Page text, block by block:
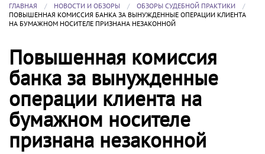
ГЛАВНАЯ НОВОСТИ И ОБЗОРЫ
ОБЗОРЫ СУДЕБНОЙ ПРАКТИКИ
ПОВЫШЕННАЯ КОМИССИЯ БАНКА ЗА ВЫНУЖДЕННЫЕ ОПЕРАЦИИ КЛИЕНТА
НА БУМАЖНОМ НОСИТЕЛЕ ПРИЗНАНА НЕЗАКОННОЙ
Повышенная комиссия
банка за вынужденные
операции клиента на
бумажном носителе
признана незаконной